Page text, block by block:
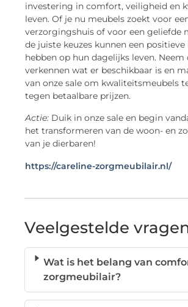
investering in comfort, veiligheid en
leven. Of je nu meubels zoekt voor
verzorgingshuis of voor een geliefde
de juiste keuzes kunnen een
hebben op hun dagelijks leven.
verkennen wat er beschikbaar is en
van onze sale om kwaliteitsmeubels
tegen betaalbare prijzen.
Actie: Duik in onze sale en begin
het transformeren van de woon- en
van je dierbaren!
https://careline-zorgmeubilair.nl/
Veelgestelde
Wat is het belang van
zorgmeubilair?